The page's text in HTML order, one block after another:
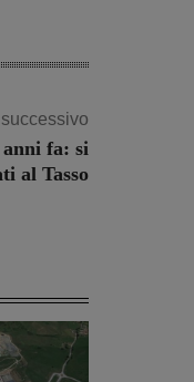
anni fa: si
al Tasso